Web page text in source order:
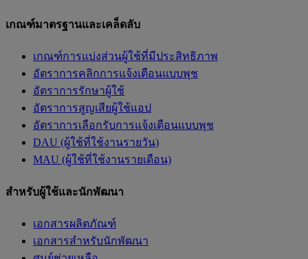
เกณฑ์มาตรฐานและเคล็ดลับ
เกณฑ์การแบ่งส่วนผู้ใช้ที่มีประสิทธิภาพ
อัตราการคลิกการแจ้งเตือนแบบพุช
อัตราการรักษาผู้ใช้
อัตราการสูญเสียผู้ใช้แอป
อัตราการเลือกรับการแจ้งเตือนแบบพุช
DAU (ผู้ใช้ที่ใช้งานรายวัน)
MAU (ผู้ใช้ที่ใช้งานรายเดือน)
สำหรับผู้ใช้และนักพัฒนา
เอกสารผลิตภัณฑ์
เอกสารสำหรับนักพัฒนา